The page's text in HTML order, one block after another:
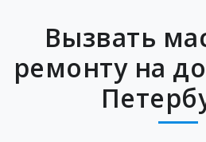
Вызвать
ремонту на